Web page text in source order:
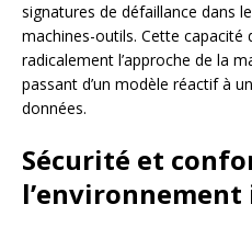
signatures de défaillance dans
machines-outils. Cette capacité
radicalement l’approche de la
passant d’un modèle réactif à
données.
Sécurité et